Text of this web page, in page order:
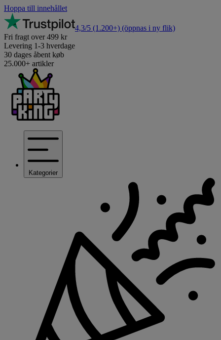
Hoppa till innehållet
4,3/5 (1.200+) (öppnas i ny flik)
Fri fragt over 499 kr
Levering 1-3 hverdage
30 dages åbent køb
25.000+ artikler
Kategorier